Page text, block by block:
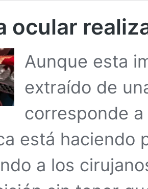
ocular
Aunque esta
extraído de
corresponde
está haciendo
a los